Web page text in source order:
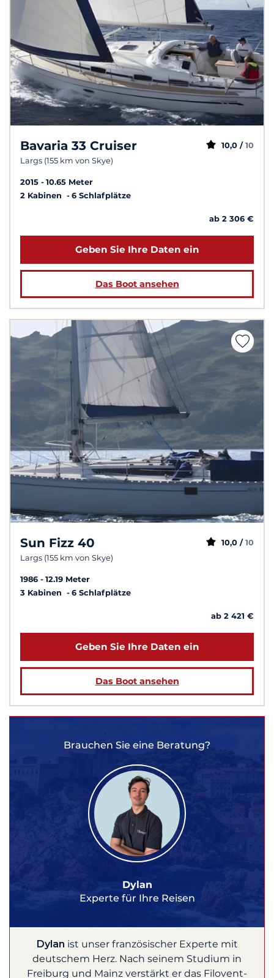
Bavaria 33 Cruiser
Largs (155 km von Skye)
10,0 / 10
2015
10.65 Meter
2 Kabinen
6 Schlafplätze
ab 2 306 €
Geben Sie Ihre Daten ein
Das Boot ansehen
Sun Fizz 40
Largs (155 km von Skye)
10,0 / 10
1986
12.19 Meter
3 Kabinen
6 Schlafplätze
ab 2 421 €
Geben Sie Ihre Daten ein
Das Boot ansehen
Brauchen Sie eine Beratung?
Dylan
Experte für Ihre Reisen
Dylan ist unser französischer Experte mit
deutschem Herz. Nach seinem Studium in
Freiburg und Mainz verstärkt er das Filovent-